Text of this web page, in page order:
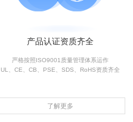
产品认证资质齐全
严格按照ISO9001质量管理体系运作
UL、CE、CB、PSE、SDS、RoHS资质齐全
了解更多